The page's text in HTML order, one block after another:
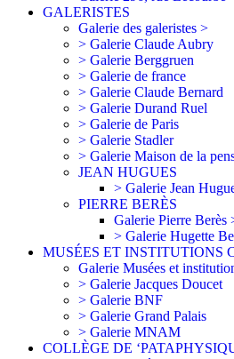
GALERISTES
Galerie des galeristes >
> Galerie Claude Aubry
> Galerie Berggruen
> Galerie de france
> Galerie Claude Bernard
> Galerie Durand Ruel
> Galerie de Paris
> Galerie Stadler
> Galerie Maison de la
JEAN HUGUES
> Galerie Jean
PIERRE BERÈS
Galerie Pierre Berès
> Galerie Hugette
MUSÉES ET INSTITUTIONS
Galerie Musées et
> Galerie Jacques Doucet
> Galerie BNF
> Galerie Grand Palais
> Galerie MNAM
COLLÈGE DE